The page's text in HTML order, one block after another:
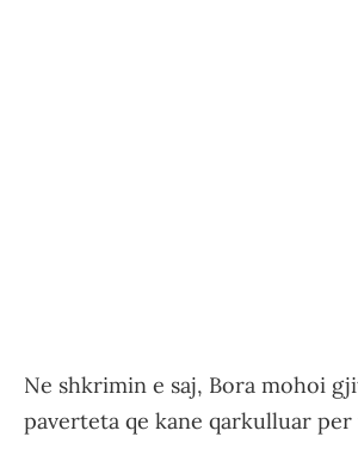
Ne shkrimin e saj, Bora mohoi
paverteta qe kane qarkulluar